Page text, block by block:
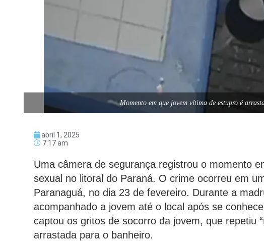
Momento em que jovem vítima de estupro é
abril 1, 2025
7:17 am
Uma câmera de segurança registrou o momento
sexual no litoral do Paraná. O crime ocorreu em
Paranaguá, no dia 23 de fevereiro. Durante a
acompanhado a jovem até o local após se
captou os gritos de socorro da jovem, que repetiu
arrastada para o banheiro.